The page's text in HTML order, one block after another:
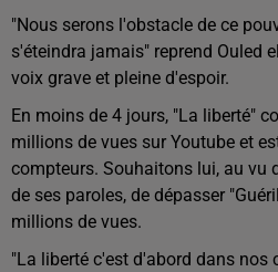
"Nous serons l'obstacle de ce
s'éteindra jamais" reprend Ouled
voix grave et pleine d'espoir.
En moins de 4 jours, "La liberté"
millions de vues sur Youtube et
compteurs. Souhaitons lui, au vu
de ses paroles, de dépasser
millions de vues.
"La liberté c'est d'abord dans nos